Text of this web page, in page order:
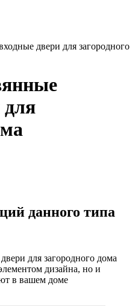
двери для загородного
для
данного типа
для загородного дома
дизайна, но и
в вашем доме